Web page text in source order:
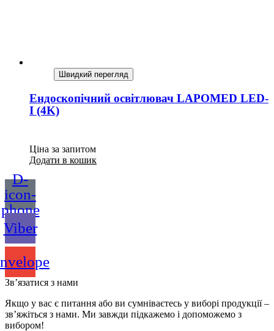
Швидкий перегляд
Ендоскопічний освітлювач LAPOMED LED-
I (4K)
Ціна за запитом
Додати в кошик
D-
icon-
phone
Viber
Зв’язатися з нами
Якщо у вас є питання або ви сумніваєтесь у виборі продукції –
зв’яжіться з нами. Ми завжди підкажемо і допоможемо з
вибором!